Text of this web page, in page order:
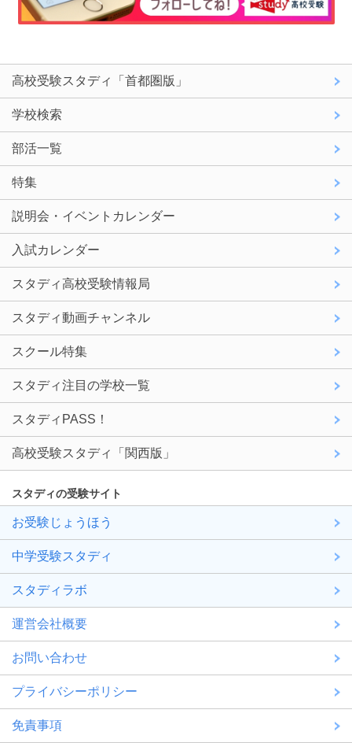
高校受験スタディ「首都圏版」
学校検索
部活一覧
特集
説明会・イベントカレンダー
入試カレンダー
スタディ高校受験情報局
スタディ動画チャンネル
スクール特集
スタディ注目の学校一覧
スタディPASS！
高校受験スタディ「関西版」
スタディの受験サイト
お受験じょうほう
中学受験スタディ
スタディラボ
運営会社概要
お問い合わせ
プライバシーポリシー
免責事項